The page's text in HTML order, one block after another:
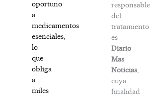
oportuno
a
medicamentos
esenciales,
lo
que
obliga
a
miles
responsable
del
tratamiento
es
Diario
Mas
Noticias,
cuya
finalidad